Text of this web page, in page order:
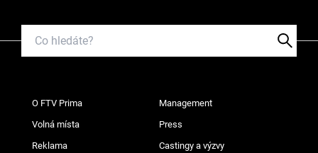
O FTV Prima Management
Volná místa Press
Reklama Castingy a výzvy